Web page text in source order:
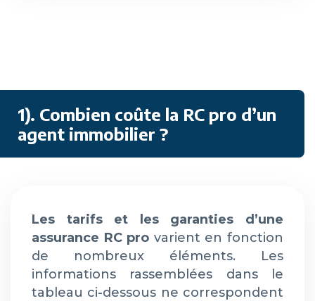
1). Combien coûte la RC pro d’un
agent immobilier ?
Les tarifs et les garanties d’une
assurance RC pro varient en fonction
de nombreux éléments. Les
informations rassemblées dans le
tableau ci-dessous ne correspondent